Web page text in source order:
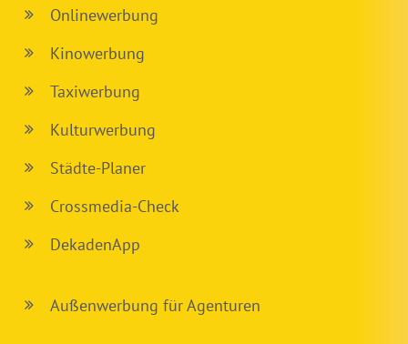
Onlinewerbung
Kinowerbung
Taxiwerbung
Kulturwerbung
Städte-Planer
Crossmedia-Check
DekadenApp
Außenwerbung für Agenturen